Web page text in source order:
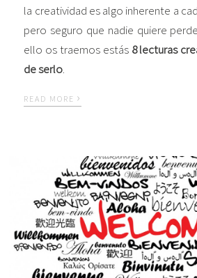
la creatividad es algo inherente a
pero seguro que nadie quiere
ello os traemos estás 8 lecturas
de serlo.
READ MORE ›